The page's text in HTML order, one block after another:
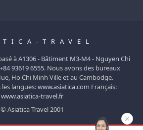
TRAVEL
àA1306 - Bâtiment M3-M4 - Nguyen Chi
+84 93619 6555. Nous avons des bureaux
Ho Chi Minh Ville et au Cambodge.
langues:www.asiatica.com Français:
www.asiatica-travel.fr
© Asiatica Travel 2001